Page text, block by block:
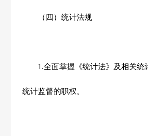
（四）统计法规
1.全面掌握《统计法》及相关
统计监督的职权。